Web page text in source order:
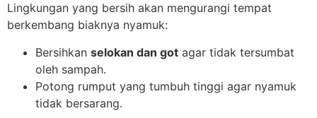
Lingkungan yang bersih akan mengurangi tempat
berkembang biaknya nyamuk:
Bersihkan selokan dan got agar tidak tersumbat
oleh sampah.
Potong rumput yang tumbuh tinggi agar nyamuk
tidak bersarang.